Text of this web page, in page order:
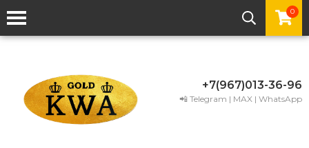
0
+7(967)013-36-96
📲 Telegram | MAX | WhatsApp